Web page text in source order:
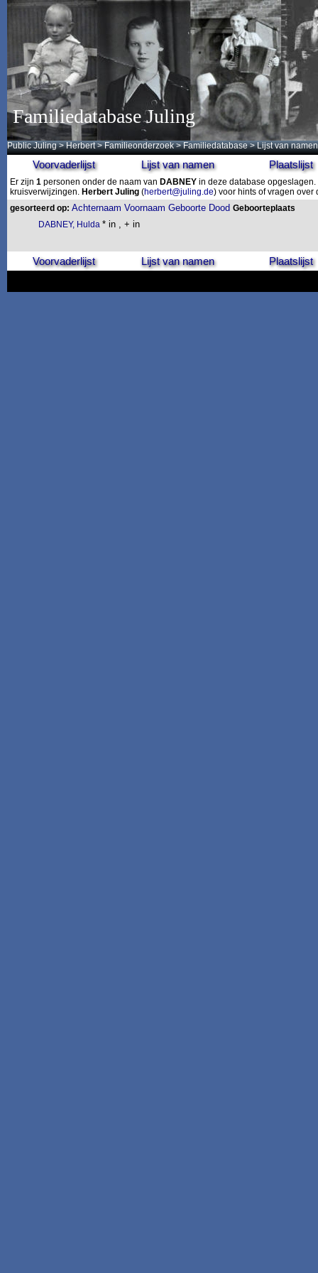
Familiedatabase Juling
Public Juling >Herbert >Familieonderzoek >Familiedatabase > Lijst van namen
Voorvaderlijst Lijst van namen Plaatslijst
Er zijn 1 personen onder de naam van DABNEY in deze database
kruisverwijzingen. Herbert Juling (herbert@juling.de) voor hints of vragen
gesorteerd op: Achternaam Voornaam Geboorte Dood Geboorteplaats
DABNEY, Hulda * in , + in
Voorvaderlijst Lijst van namen Plaatslijst